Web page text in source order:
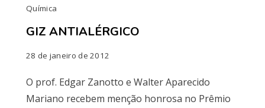
Química
GIZ ANTIALÉRGICO
28 de janeiro de 2012
O prof. Edgar Zanotto e Walter Aparecido
Mariano recebem menção honrosa no Prêmio